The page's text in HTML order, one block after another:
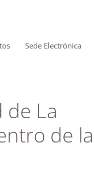
Sede Electrónica
La
de la